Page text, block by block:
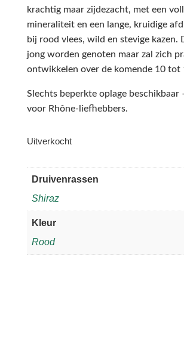
krachtig maar zijdezacht, met een
mineraliteit en een lange, kruidige
bij rood vlees, wild en stevige kazen.
jong worden genoten maar zal zich
ontwikkelen over de komende 10 tot
Slechts beperkte oplage beschikbaar
voor Rhône-liefhebbers.
Uitverkocht
Druivenrassen
Shiraz
Kleur
Rood